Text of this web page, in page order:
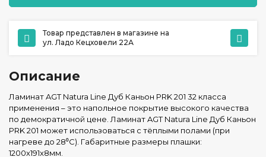
Товар представлен в магазине на
ул. Ладо Кецховели 22А
Описание
Ламинат AGT Natura Line Дуб Каньон PRK 201 32 класса
применения – это напольное покрытие высокого качества
по демократичной цене. Ламинат AGT Natura Line Дуб Каньон
PRK 201 может использоваться с тёплыми полами (при
нагреве до 28⁰С). Габаритные размеры плашки:
1200x191x8мм.